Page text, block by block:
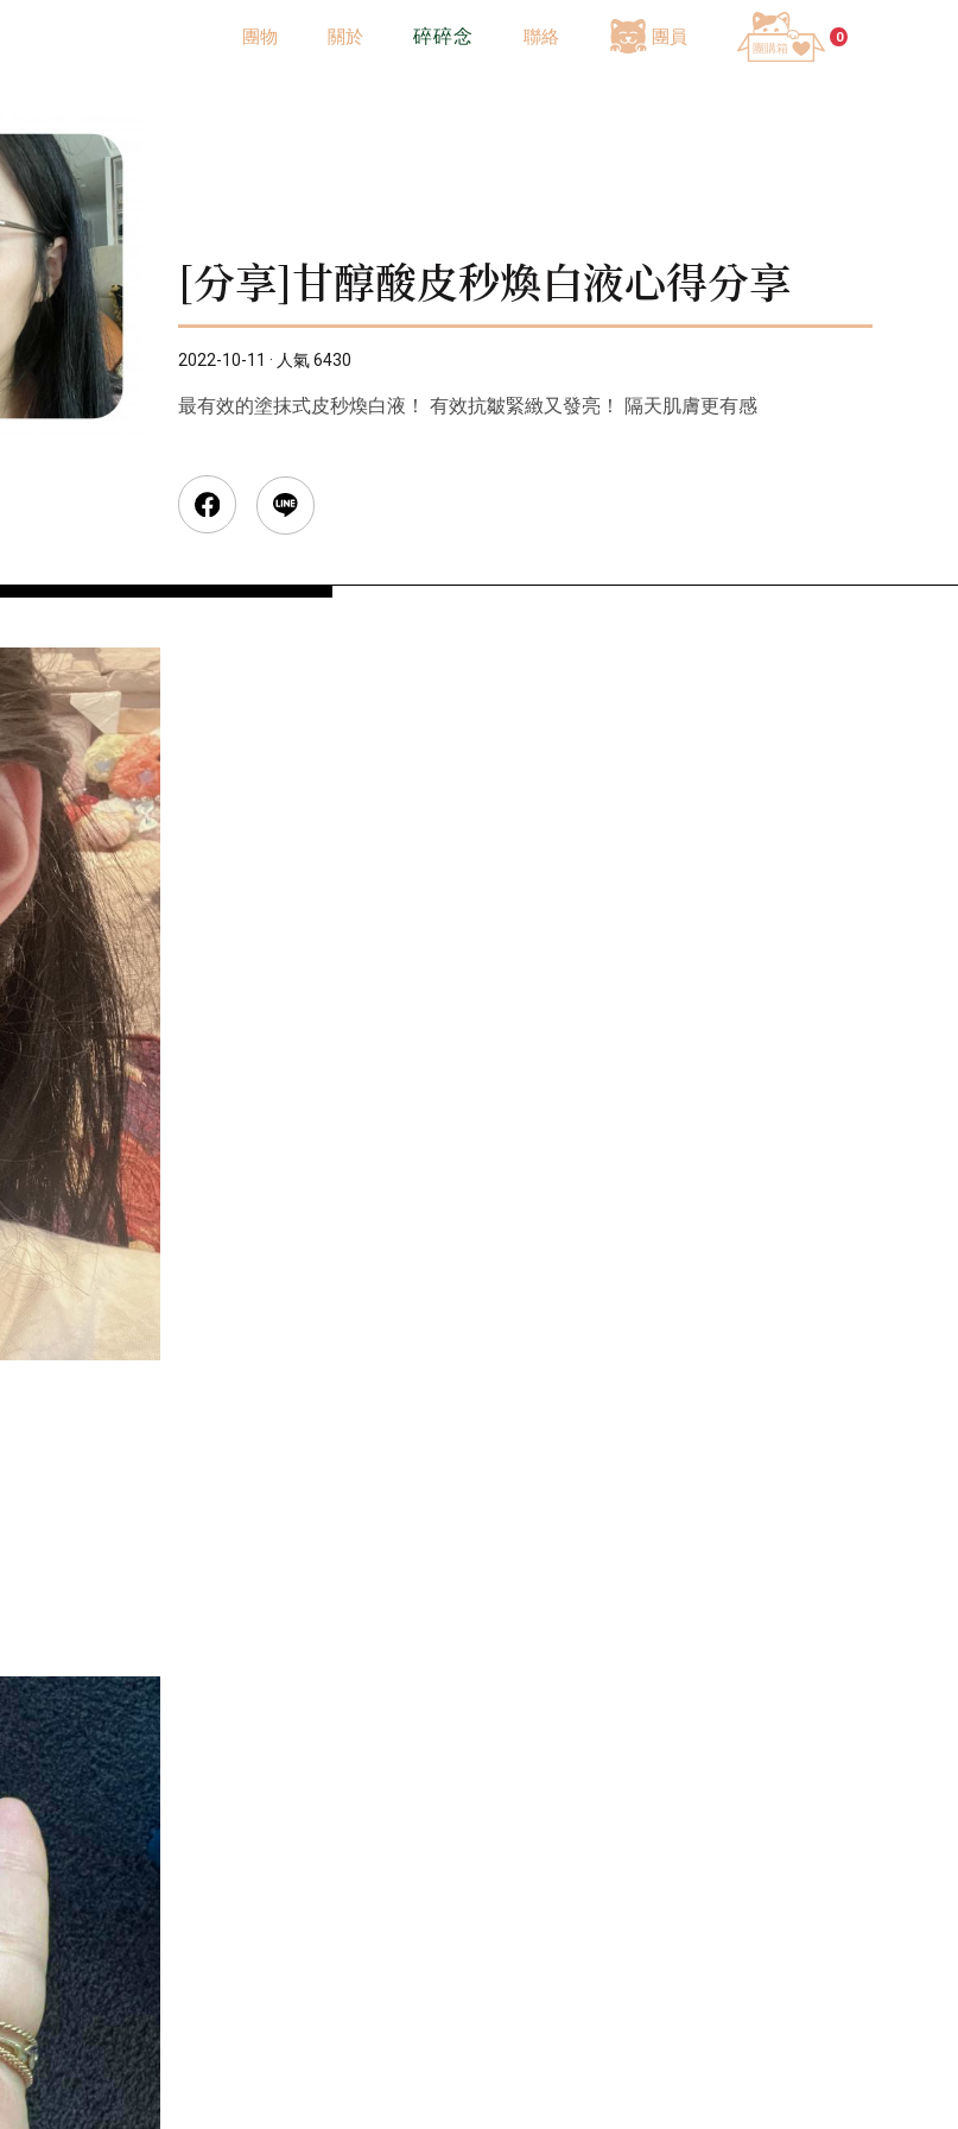
團物 關於 碎碎念 聯絡 團員 0
[分享]甘醇酸皮秒煥白液心得分享
2022-10-11 · 人氣 6430
最有效的塗抹式皮秒煥白液！ 有效抗皺緊緻又發亮！ 隔天肌膚更有感